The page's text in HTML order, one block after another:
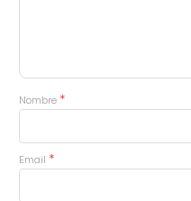
Nombre *
Email *